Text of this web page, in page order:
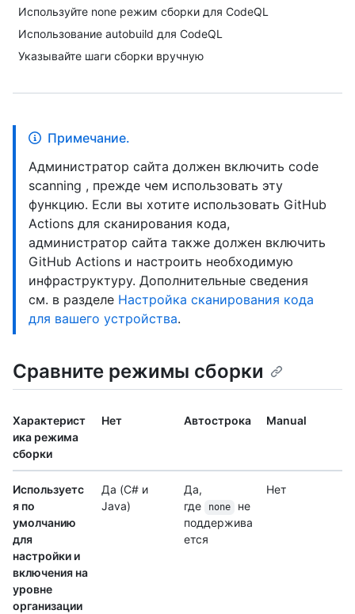
Используйте none режим сборки для CodeQL
Использование autobuild для CodeQL
Указывайте шаги сборки вручную
Примечание.
Администратор сайта должен включить code
scanning , прежде чем использовать эту
функцию. Если вы хотите использовать GitHub
Actions для сканирования кода,
администратор сайта также должен включить
GitHub Actions и настроить необходимую
инфраструктуру. Дополнительные сведения
см. в разделе Настройка сканирования кода
для вашего устройства.
Сравните режимы сборки
Характерист
ика режима
сборки
Нет Автострока Manual
Используетс
я по
умолчанию
для
настройки и
включения на
уровне
организации
Да (C# и
Java)
Да,
где
none
не
поддержива
ется
Нет